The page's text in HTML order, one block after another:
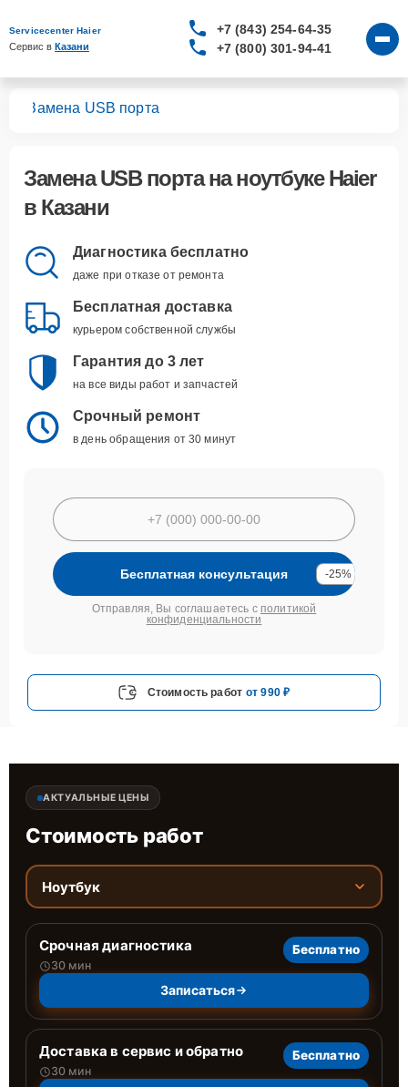
Servicecenter Haier
Сервис в Казани
+7 (843) 254-64-35
+7 (800) 301-94-41
Замена USB порта
Замена USB портана ноутбуке Haier
в Казани
Диагностика бесплатно
даже при отказе от ремонта
Бесплатная доставка
курьером собственной службы
Гарантия до 3 лет
на все виды работ и запчастей
Срочный ремонт
в день обращения от 30 минут
Бесплатная консультация -25%
Отправляя, Вы соглашаетесь с политикой
конфиденциальности
Стоимость работ от 990 ₽
АКТУАЛЬНЫЕ ЦЕНЫ
Стоимость работ
Ноутбук
Срочная диагностика
30 мин
Бесплатно
Записаться
Доставка в сервис и обратно
30 мин
Бесплатно